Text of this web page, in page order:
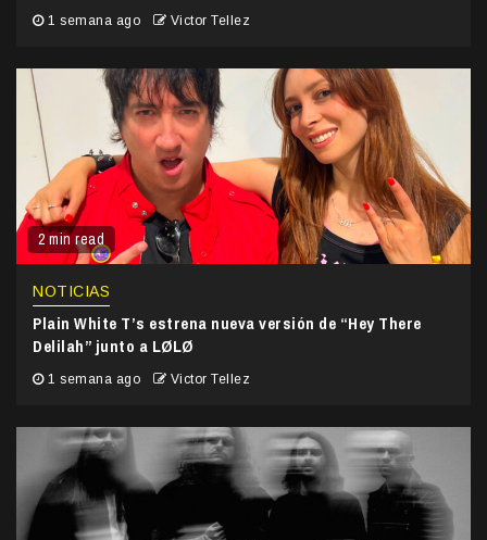
1 semana ago Victor Tellez
2 min read
NOTICIAS
Plain White T’s estrena nueva versión de “Hey There
Delilah” junto a LØLØ
1 semana ago Victor Tellez